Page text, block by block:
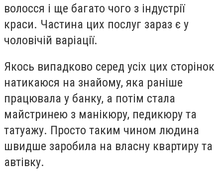
волосся і ще багато чого з індустрії
краси. Частина цих послуг зараз є у
чоловічій варіації.
Якось випадково серед усіх цих сторінок
натикаюся на знайому, яка раніше
працювала у банку, а потім стала
майстринею з манікюру, педикюру та
татуажу. Просто таким чином людина
швидше заробила на власну квартиру та
автівку.